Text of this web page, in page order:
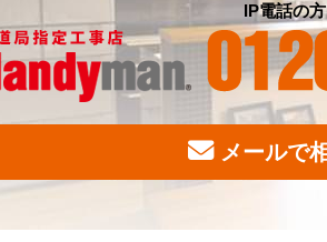
IP電話の
メールで